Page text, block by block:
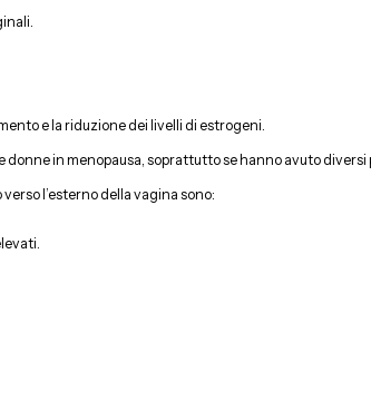
e la riduzione dei livelli di estrogeni.
in menopausa, soprattutto se hanno avuto diversi
l’esterno della vagina sono: